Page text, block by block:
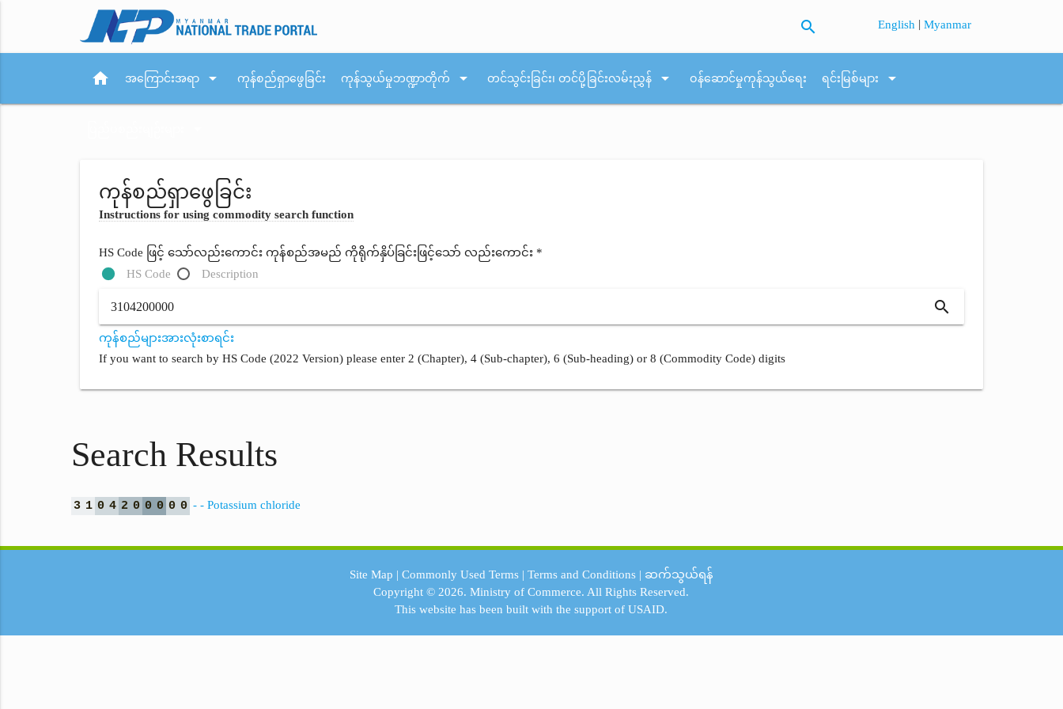
search English |Myanmar
home အကြောင်းအရာ arrow_drop_down ကုန်စည်ရှာဖွေခြင်း ကုန်သွယ်မှုဘဏ္ဍာတိုက် arrow_drop_down တင်သွင်းခြင်း၊ တင်ပို့ခြင်းလမ်းညွှန် arrow_drop_down ဝန်ဆောင်မှုကုန်သွယ်ရေး ရင်းမြစ်များ arrow_drop_down
ကုန်စည်ရှာဖွေခြင်း
Instructions for using commodity search function
HS Code ဖြင့် သော်လည်းကောင်း ကုန်စည်အမည် ကိုရိုက်နှိပ်ခြင်းဖြင့်သော် လည်းကောင်း *
HS Code
Description
search
ကုန်စည်များအားလုံးစာရင်း
If you want to search by HS Code (2022 Version) please enter 2 (Chapter), 4 (Sub-chapter), 6 (Sub-heading) or 8 (Commodity Code) digits
Search Results
3 1 0 4 2 0 0 0 0 0 - - Potassium chloride
Site Map | Commonly Used Terms| Terms and Conditions| ဆက်သွယ်ရန်
Copyright © 2026.Ministry of Commerce. All Rights Reserved.
This website has been built with the support ofUSAID.